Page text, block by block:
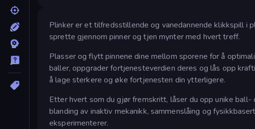
Plinker er et tilfredsstillende og vanedannende klikkspill i
sprette gjennom pinner og tjen mynter med hvert treff.
Plasser og flytt pinnene dine mellom sporene for å
baller, oppgrader fortjenesteverdien deres og lås opp
å lage sterkere og øke fortjenesten din ytterligere.
Etter hvert som du gjør fremskritt, låser du opp unike
blanding av inaktiv mekanikk, sammenslåing og
eksperimenterer.